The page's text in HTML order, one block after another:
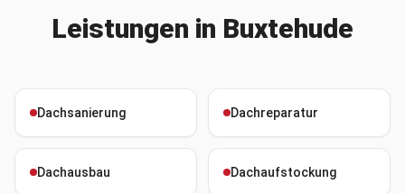
Leistungen in Buxtehude
Dachsanierung Dachreparatur
Dachausbau Dachaufstockung